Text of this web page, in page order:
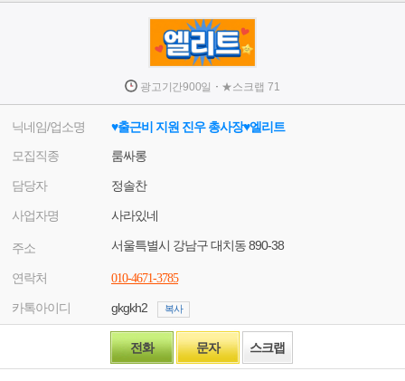
광고기간900일 · ★스크랩 71
닉네임/업소명
♥출근비 지원 진우 총사장♥엘리트
모집직종
룸싸롱
담당자 정솔찬
사업자명 사라있네
주소 서울특별시 강남구 대치동 890-38
연락처 010-4671-3785
카톡아이디 gkgkh2 복사
전화 문자 스크랩